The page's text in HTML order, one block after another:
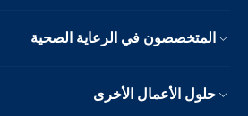
المتخصصون في الرعاية الصحية
حلول الأعمال الأخرى